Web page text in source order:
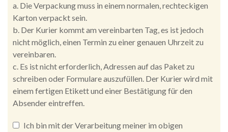
a. Die Verpackung muss in einem normalen, rechteckigen
Karton verpackt sein.
b. Der Kurier kommt am vereinbarten Tag, es ist jedoch
nicht möglich, einen Termin zu einer genauen Uhrzeit zu
vereinbaren.
c. Es ist nicht erforderlich, Adressen auf das Paket zu
schreiben oder Formulare auszufüllen. Der Kurier wird mit
einem fertigen Etikett und einer Bestätigung für den
Absender eintreffen.
Ich bin mit der Verarbeitung meiner im obigen